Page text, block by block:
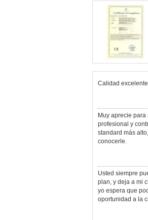
Calidad
Muy aprecie para
profesional y
standard más
conocerle.
Usted siempre
plan, y deja a mi
yo espera que
oportunidad a la